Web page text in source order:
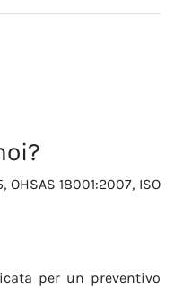
18001:2007, ISO
per un preventivo